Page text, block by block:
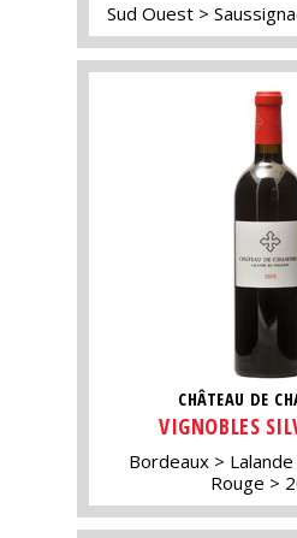
Sud Ouest
CHÂTEAU DE
VIGNOBLES
Bordeaux
Rouge